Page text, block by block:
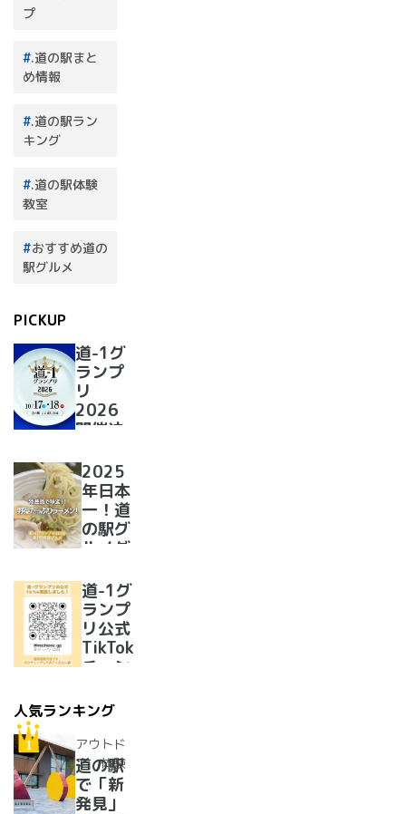
プ
.道の駅まと
め情報
.道の駅ラン
キング
.道の駅体験
教室
おすすめ道の
駅グルメ
PICKUP
道-1グ
ランプ
リ
2026
開催決
2025
年日本
一！道
の駅グ
ルメグ
リ優勝
のラー
メンが
美味し
すぎた
道-1グ
ランプ
リ公式
TikTok
チャン
開設い
たしま
した！
人気ランキング
アウトド
ア・体験
道の駅
で「新
発見」